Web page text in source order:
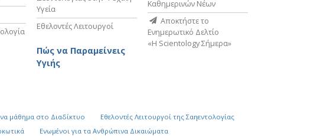
Υγεία
Εθελοντές Λειτουργοί
Πώς να Παραμείνεις
Υγιής
Καθημερινών Νέων
Αποκτήστε το
Ενημερωτικό Δελτίο
«Η Scientology Σήμερα»
μάθημα στο Διαδίκτυο
Εθελοντές Λειτουργοί της Σαηεντολογίας
Ενωµένοι για τα Ανθρώπινα Δικαιώµατα